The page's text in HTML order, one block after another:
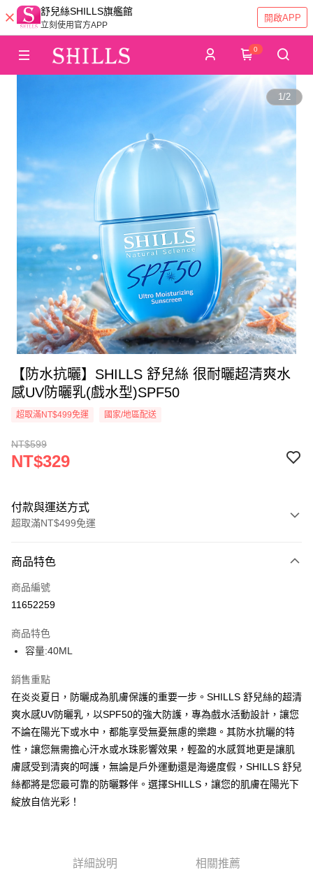
舒兒絲SHILLS旗艦館
立刻使用官方APP
開啟APP
0
1/2
【防水抗曬】SHILLS 舒兒絲 很耐曬超清爽水
感UV防曬乳(戲水型)SPF50
超取滿NT$499免運 國家/地區配送
NT$599
NT$329
付款與運送方式
超取滿NT$499免運
信用卡一次付款
超商取貨付款
Apple Pay
街口支付
悠遊付
ATM付款
全家取貨付款
每筆NT$85，滿NT$499(含以上)免運費
商品特色
商品編號
11652259
商品特色
容量:40ML
銷售重點
在炎炎夏日，防曬成為肌膚保護的重要一步。SHILLS 舒兒絲的超清
爽水感UV防曬乳，以SPF50的強大防護，專為戲水活動設計，讓您
不論在陽光下或水中，都能享受無憂無慮的樂趣。其防水抗曬的特
性，讓您無需擔心汗水或水珠影響效果，輕盈的水感質地更是讓肌
膚感受到清爽的呵護，無論是戶外運動還是海邊度假，SHILLS 舒兒
絲都將是您最可靠的防曬夥伴。選擇SHILLS，讓您的肌膚在陽光下
綻放自信光彩！
詳細說明 相關推薦